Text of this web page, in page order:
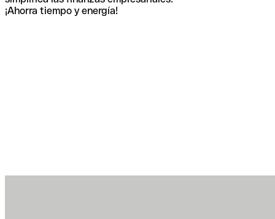
¡Ahorra tiempo y energía!